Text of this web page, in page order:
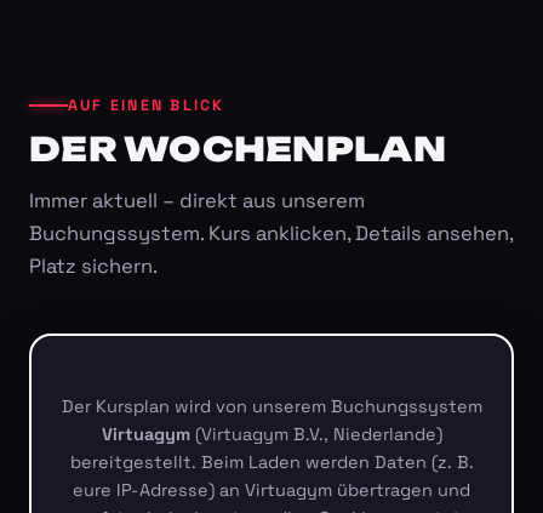
AUF EINEN BLICK
DER WOCHENPLAN
Immer aktuell – direkt aus unserem
Buchungssystem. Kurs anklicken, Details ansehen,
Platz sichern.
Der Kursplan wird von unserem Buchungssystem
Virtuagym(Virtuagym B.V., Niederlande)
bereitgestellt. Beim Laden werden Daten (z. B.
eure IP-Adresse) an Virtuagym übertragen und